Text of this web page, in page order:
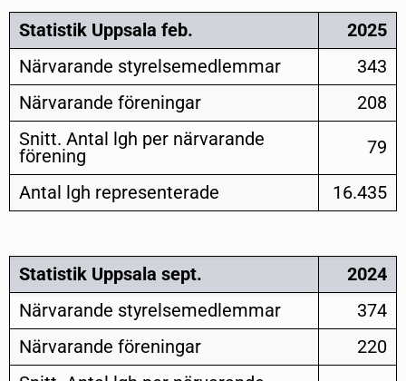
Statistik Uppsala feb.
2025
Närvarande styrelsemedlemmar
343
Närvarande föreningar
208
Snitt. Antal lgh per närvarande
förening 79
Antal lgh representerade 16.435
Statistik Uppsala sept.
2024
Närvarande styrelsemedlemmar
374
Närvarande föreningar
220